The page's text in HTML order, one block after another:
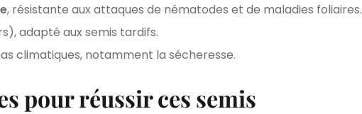
, résistante aux attaques de nématodes et de maladies foliaires.
adapté aux semis tardifs.
climatiques, notamment la sécheresse.
pour réussir ces semis